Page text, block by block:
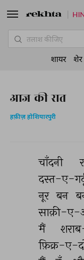
आज की रात
हफ़ीज़ होशियारपुरी
चाँदनी
दस्त-ए-
नूर बन
साक़ी-
मैं
फ़िक्र-ए-
शायर शेर